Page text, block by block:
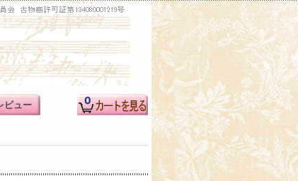
ビュー 0